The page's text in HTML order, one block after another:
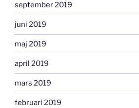
september 2019
juni 2019
maj 2019
april 2019
mars 2019
februari 2019